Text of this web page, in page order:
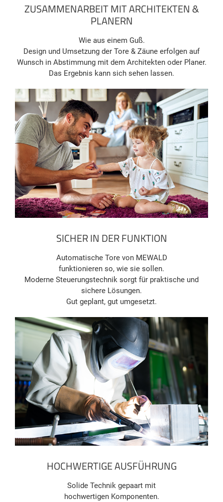
ZUSAMMENARBEIT MIT ARCHITEKTEN &
PLANERN
Wie aus einem Guß.
Design und Umsetzung der Tore & Zäune erfolgen auf
Wunsch in Abstimmung mit dem Architekten oder Planer.
Das Ergebnis kann sich sehen lassen.
SICHER IN DER FUNKTION
Automatische Tore von MEWALD
funktionieren so, wie sie sollen.
Moderne Steuerungstechnik sorgt für praktische und
sichere Lösungen.
Gut geplant, gut umgesetzt.
HOCHWERTIGE AUSFÜHRUNG
Solide Technik gepaart mit
hochwertigen Komponenten.